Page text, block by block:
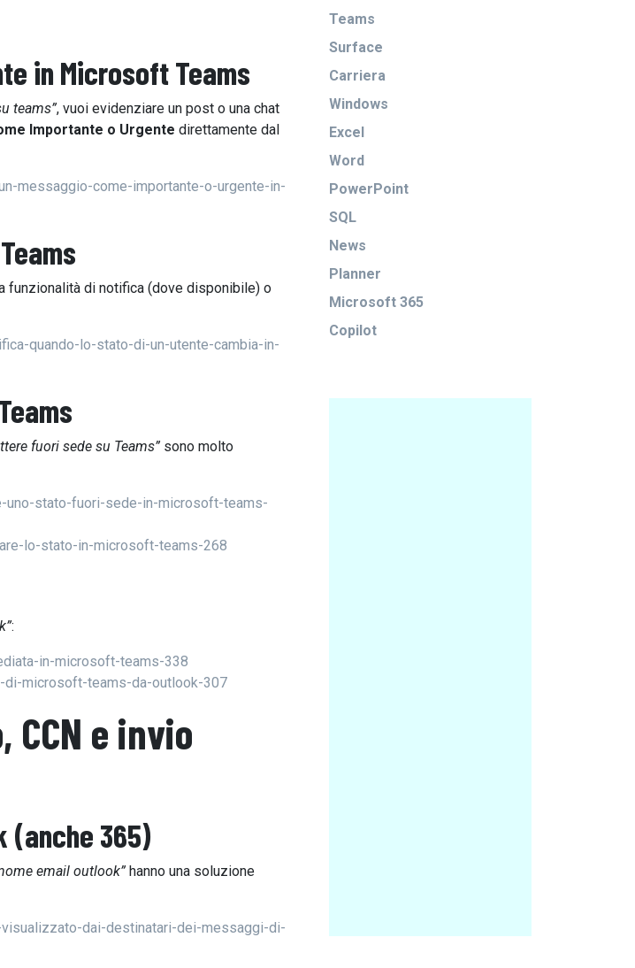
in Microsoft Teams
teams”, vuoi evidenziare un post o una chat
Importante o Urgente direttamente dal
messaggio-come-importante-o-urgente-in-
funzionalità di notifica (dove disponibile) o
quando-lo-stato-di-un-utente-cambia-in-
fuori sede su Teams” sono molto
stato-fuori-sede-in-microsoft-teams-
lo-stato-in-microsoft-teams-268
:
in-microsoft-teams-338
microsoft-teams-da-outlook-307
e invio
(anche 365)
email outlook” hanno una soluzione
dai-destinatari-dei-messaggi-di-
Teams
Surface
Carriera
Windows
Excel
Word
PowerPoint
SQL
News
Planner
Microsoft 365
Copilot